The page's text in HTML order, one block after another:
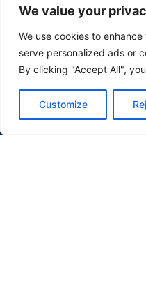
We value your
We use cookies to
serve personalized ads or
By clicking "Accept All",
Customize
(47) 9 9977-